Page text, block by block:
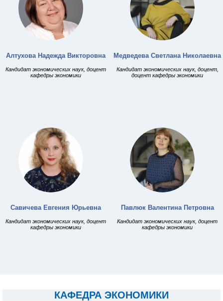
Алтухова Надежда Викторовна
Кандидат экономических наук, доцент
кафедры экономики
Медведева Светлана Николаевна
Кандидат экономических наук, доцент,
доцент кафедры экономики
Савичева Евгения Юрьевна
Кандидат экономических наук, доцент
кафедры экономики
Павлюк Валентина Петровна
Кандидат экономических наук, доцент
кафедры экономики
КАФЕДРА ЭКОНОМИКИ